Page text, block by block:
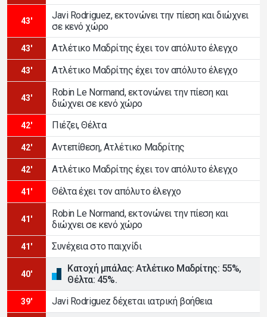
43'
Javi Rodriguez, εκτονώνει την πίεση και διώχνει
σε κενό χώρο
43' Ατλέτικο Μαδρίτης έχει τον απόλυτο έλεγχο
43' Ατλέτικο Μαδρίτης έχει τον απόλυτο έλεγχο
43'
Robin Le Normand, εκτονώνει την πίεση και
διώχνει σε κενό χώρο
42' Πιέζει, Θέλτα
42' Αντεπίθεση, Ατλέτικο Μαδρίτης
42' Ατλέτικο Μαδρίτης έχει τον απόλυτο έλεγχο
41' Θέλτα έχει τον απόλυτο έλεγχο
41'
Robin Le Normand, εκτονώνει την πίεση και
διώχνει σε κενό χώρο
41' Συνέχεια στο παιχνίδι
40'
Κατοχή μπάλας: Ατλέτικο Μαδρίτης: 55%,
Θέλτα: 45%.
39' Javi Rodriguez δέχεται ιατρική βοήθεια